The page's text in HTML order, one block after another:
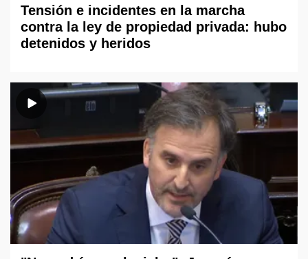
Tensión e incidentes en la marcha
contra la ley de propiedad privada: hubo
detenidos y heridos